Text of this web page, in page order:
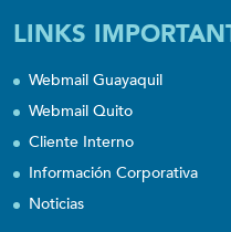
LINKS
Webmail Guayaquil
Webmail Quito
Cliente Interno
Información Corporativa
Noticias